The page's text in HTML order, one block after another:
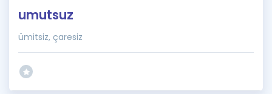
umutsuz
ümitsiz, çaresiz